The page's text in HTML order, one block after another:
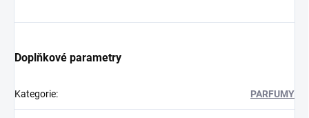
Doplňkové parametry
Kategorie: PARFUMY